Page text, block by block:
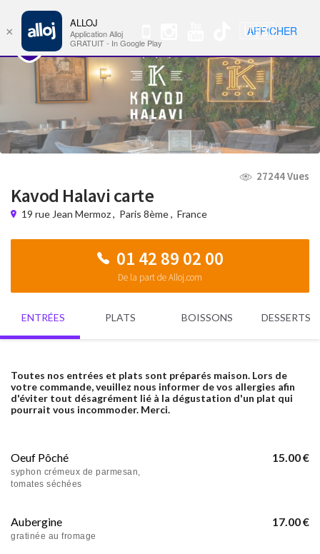
🇺🇸 Nav
27244 Vues
Kavod Halavi carte
19 rue Jean Mermoz, Paris 8ème, France
01 42 89 02 00
De la part de Alloj.com
ENTRÉES PLATS BOISSONS DESSERTS
Toutes nos entrées et plats sont préparés maison. Lors de
votre commande, veuillez nous informer de vos allergies afin
d'éviter tout désagrément lié à la dégustation d'un plat qui
pourrait vous incommoder. Merci.
15.00 €
Oeuf Pôché
syphon crémeux de parmesan,
tomates séchées
17.00 €
Aubergine
gratinée au fromage
×
ALLOJ
Application Alloj
GRATUIT - In Google Play
AFFICHER